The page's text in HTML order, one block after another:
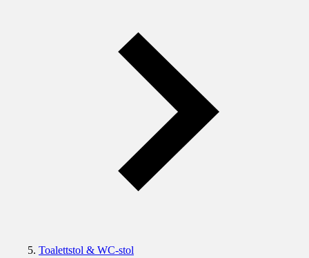
Toalettstol & WC-stol